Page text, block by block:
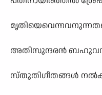
അതിസുന്ദരൻ
സ്തുതിഗീതങ്ങൾ